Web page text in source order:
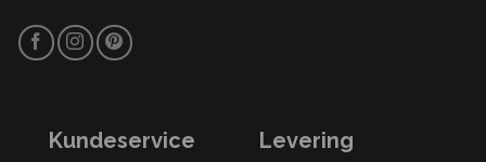
Kundeservice Levering